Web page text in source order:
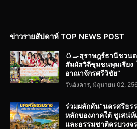
ข่าวรายสัปดาห์ TOP NEWS POST
🥚🍳สุราษฎร์ธานีชวน
สัมผัสวิถีชุมชนพุมเรียง
อาณาจักรศรีวิชัย”
วันอังคาร, มิถุนายน 02,
ร่วมผลักดัน“นครศรีธรร
หลักของภาคใต้ ชูเสน่
และธรรมชาติครบวงจ